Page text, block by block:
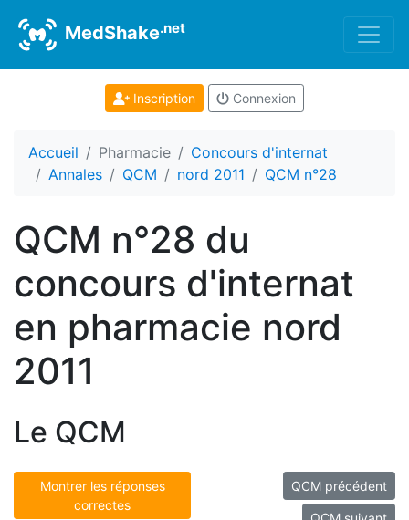
MedShake.net
Inscription Connexion
Accueil Pharmacie
Concours d'internat
Annales
QCM nord 2011 QCM n°28
QCM n°28 du
concours d'internat
en pharmacie nord
2011
Le QCM
Montrer les réponses
correctes
QCM précédent